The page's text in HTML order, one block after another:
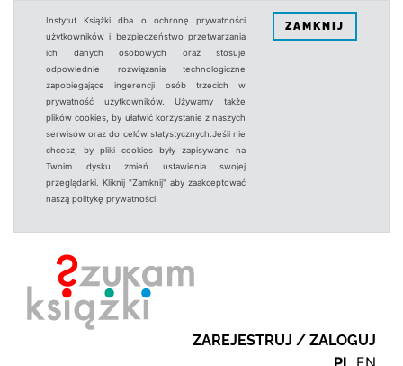
Instytut Książki dba o ochronę prywatności
użytkowników i bezpieczeństwo przetwarzania
ich danych osobowych oraz stosuje
odpowiednie rozwiązania technologiczne
zapobiegające ingerencji osób trzecich w
prywatność użytkowników. Używamy także
plików cookies, by ułatwić korzystanie z naszych
serwisów oraz do celów statystycznych.Jeśli nie
chcesz, by pliki cookies były zapisywane na
Twoim dysku zmień ustawienia swojej
przeglądarki. Kliknij "Zamknij" aby zaakceptować
naszą politykę prywatności.
ZAMKNIJ
ZAREJESTRUJ / ZALOGUJ
PL EN